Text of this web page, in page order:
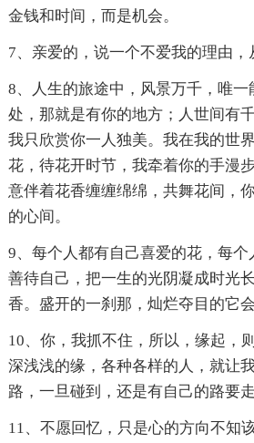
金钱和时间，而是机会。
7、亲爱的，说一个不爱我的理由，
8、人生的旅途中，风景万千，唯
处，那就是有你的地方；人世间有
我只欣赏你一人独美。我在我的世
花，待花开时节，我牵着你的手漫
意伴着花香缠缠绵绵，共舞花间，
的心间。
9、每个人都有自己喜爱的花，每
善待自己，把一生的光阴凝成时光
香。盛开的一刹那，灿烂夺目的它
10、你，我抓不住，所以，缘起，
深浅浅的缘，各种各样的人，就让
路，一旦碰到，还是有自己的路要走
11、不愿回忆，只是心的方向不知